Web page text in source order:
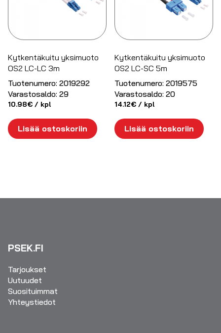
Kytkentäkuitu yksimuoto
OS2 LC-LC 3m
Tuotenumero: 2019292
Varastosaldo: 29
10.98€ / kpl
Lisää ostoskoriin
Kytkentäkuitu yksimuoto
OS2 LC-SC 5m
Tuotenumero: 2019575
Varastosaldo: 20
14.12€ / kpl
Lisää ostoskoriin
PSEK.FI
Tarjoukset
Uutuudet
Suosituimmat
Yhteystiedot